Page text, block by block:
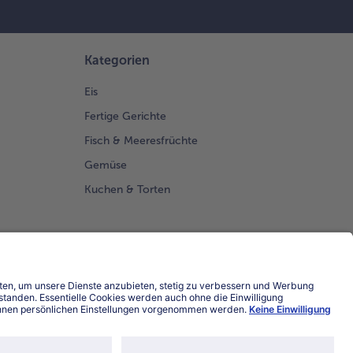
Kategorien
Eis
Fertige Gerichte
Fisch & Meeresfrüchte
Gemüse
Kuchen & Torten